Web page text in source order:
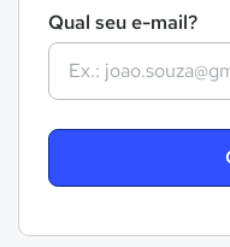
Qual seu e-mail?